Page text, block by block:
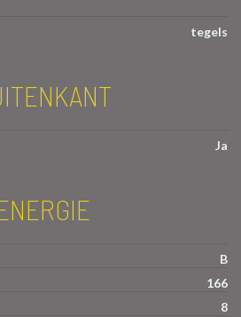
tegels
Ja
B
166
8